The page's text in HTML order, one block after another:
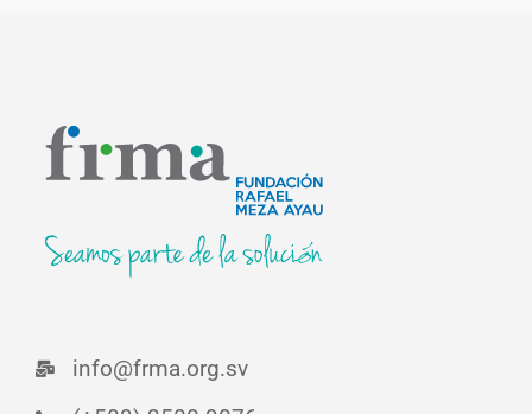
info@frma.org.sv